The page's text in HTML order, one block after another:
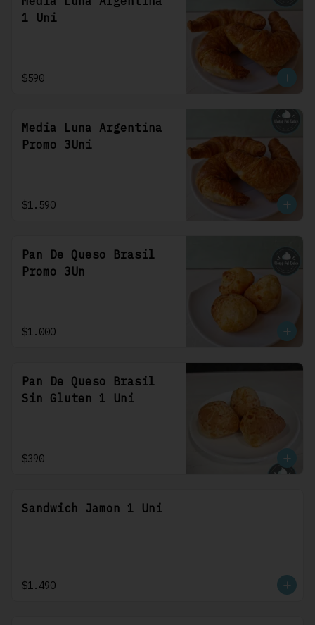
1 Uni
$590
Media Luna Argentina
Promo 3Uni
$1.590
Pan De Queso Brasil
Promo 3Un
$1.000
Pan De Queso Brasil
Sin Gluten 1 Uni
$390
Sandwich Jamon 1 Uni
$1.490